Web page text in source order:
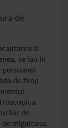
de
si
se iau in
de timp
de
migaloasa,